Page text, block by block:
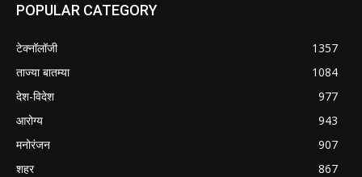
POPULAR CATEGORY
टेक्नॉलॉजी
1357
ताज्या बातम्या
1084
देश-विदेश
977
आरोग्य
943
मनोरंजन
907
शहर
867